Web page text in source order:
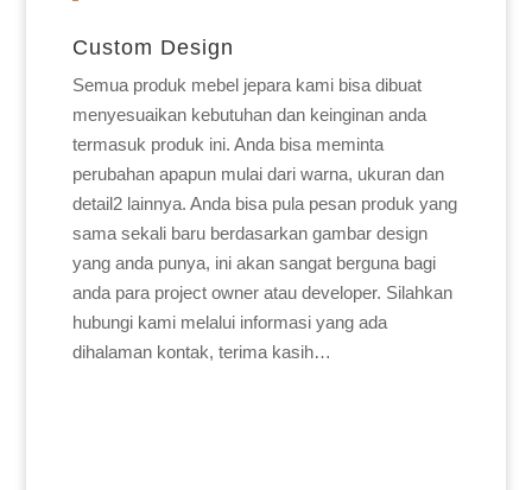
Custom Design
Semua produk mebel jepara kami bisa dibuat
menyesuaikan kebutuhan dan keinginan anda
termasuk produk ini. Anda bisa meminta
perubahan apapun mulai dari warna, ukuran dan
detail2 lainnya. Anda bisa pula pesan produk yang
sama sekali baru berdasarkan gambar design
yang anda punya, ini akan sangat berguna bagi
anda para project owner atau developer. Silahkan
hubungi kami melalui informasi yang ada
dihalaman kontak, terima kasih…